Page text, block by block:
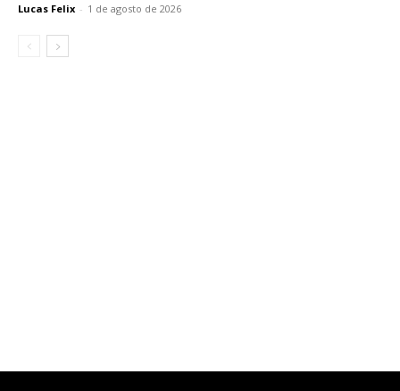
Lucas Felix - 1 de agosto de 2026